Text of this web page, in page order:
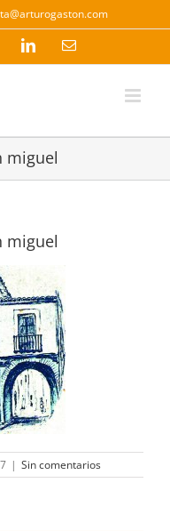
LinkedInCorreo
miguel
miguel
| Sin comentarios